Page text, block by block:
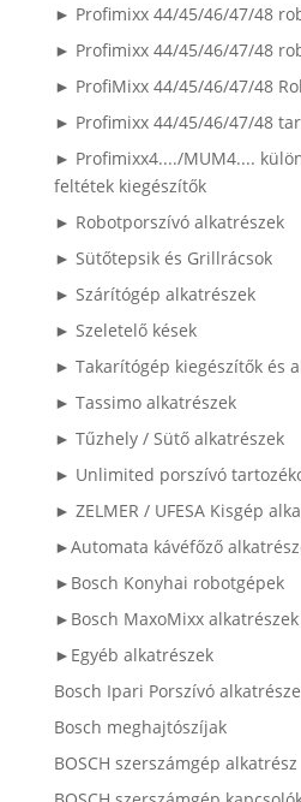
► Profimixx 44/45/46/47/48
► Profimixx 44/45/46/47/48
► ProfiMixx 44/45/46/47/48
► Profimixx 44/45/46/47/48
► Profimixx4..../MUM4....
feltétek kiegészítők
► Robotporszívó alkatrészek
► Sütőtepsik és Grillrácsok
► Szárítógép alkatrészek
► Szeletelő kések
► Takarítógép kiegészítők és
► Tassimo alkatrészek
► Tűzhely / Sütő alkatrészek
► Unlimited porszívó
► ZELMER / UFESA Kisgép
►Automata kávéfőző
►Bosch Konyhai robotgépek
►Bosch MaxoMixx alkatrészek
►Egyéb alkatrészek
Bosch Ipari Porszívó
Bosch meghajtószíjak
BOSCH szerszámgép alkatrész